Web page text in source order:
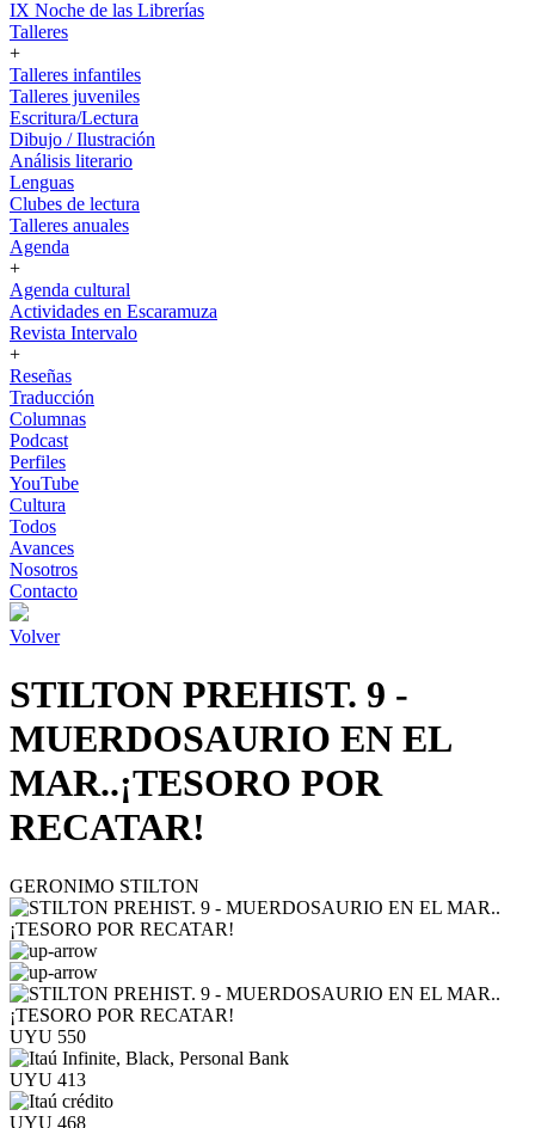
IX Noche de las Librerías
Talleres
+
Talleres infantiles
Talleres juveniles
Escritura/Lectura
Dibujo / Ilustración
Análisis literario
Lenguas
Clubes de lectura
Talleres anuales
Agenda
+
Agenda cultural
Actividades en Escaramuza
Revista Intervalo
+
Reseñas
Traducción
Columnas
Podcast
Perfiles
YouTube
Cultura
Todos
Avances
Nosotros
Contacto
Volver
STILTON PREHIST. 9 -
MUERDOSAURIO EN EL
MAR..¡TESORO POR
RECATAR!
GERONIMO STILTON
UYU 550
UYU 413
UYU 468